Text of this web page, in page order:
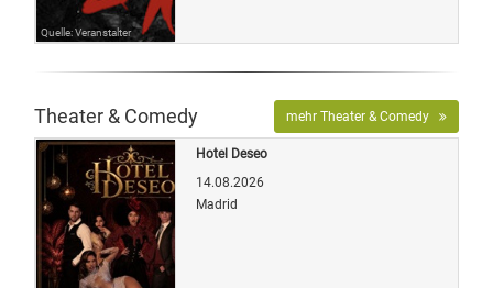
Quelle: Veranstalter
Theater & Comedy mehr Theater & Comedy
Hotel Deseo
14.08.2026
Madrid